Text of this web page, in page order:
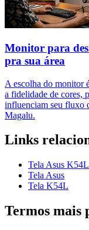
Monitor para
pra sua área
A escolha do monitor
a fidelidade de cores,
influenciam seu fluxo
Magalu.
Links
Tela Asus K54L
Tela Asus
Tela K54L
Termos mais